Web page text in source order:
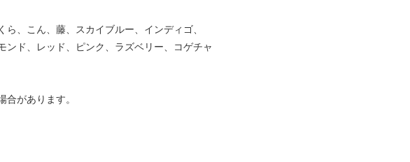
、こん、藤、スカイブルー、インディゴ、
ンド、レッド、ピンク、ラズベリー、コゲチャ
があります。